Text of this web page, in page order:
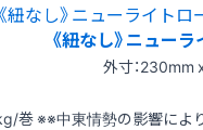
《紐なし》ニュー
外寸：
巻 ※※中東情勢の影響によ